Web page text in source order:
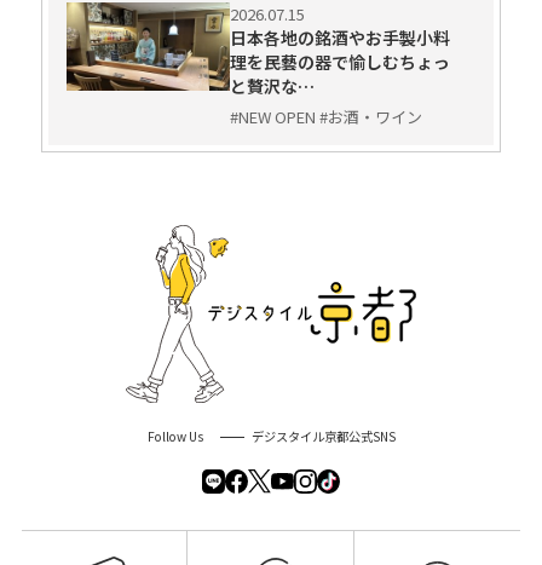
2026.07.15
日本各地の銘酒やお手製小料
理を民藝の器で愉しむちょっ
と贅沢な…
#NEW OPEN #お酒・ワイン
Follow Us デジスタイル京都公式SNS